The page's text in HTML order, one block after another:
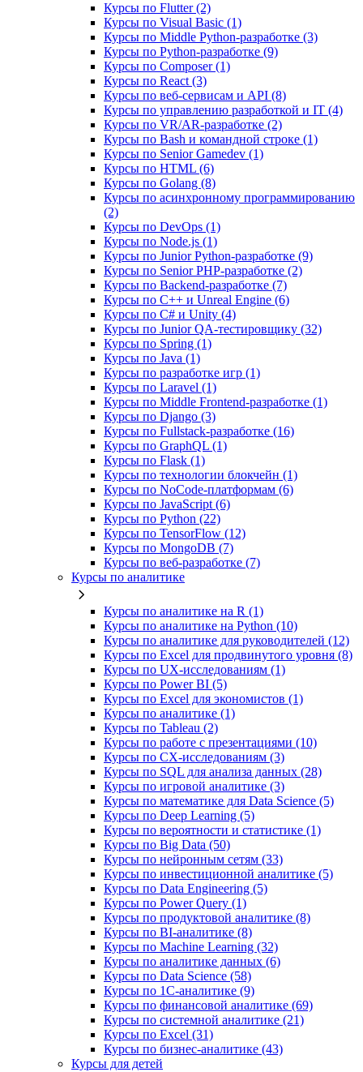
Курсы по Flutter (2)
Курсы по Visual Basic (1)
Курсы по Middle Python-разработке (3)
Курсы по Python-разработке (9)
Курсы по Composer (1)
Курсы по React (3)
Курсы по веб‑сервисам и API (8)
Курсы по управлению разработкой и IT (4)
Курсы по VR/AR‑разработке (2)
Курсы по Bash и командной строке (1)
Курсы по Senior Gamedev (1)
Курсы по HTML (6)
Курсы по Golang (8)
Курсы по асинхронному программированию
(2)
Курсы по DevOps (1)
Курсы по Node.js (1)
Курсы по Junior Python-разработке (9)
Курсы по Senior PHP-разработке (2)
Курсы по Backend‑разработке (7)
Курсы по C++ и Unreal Engine (6)
Курсы по C# и Unity (4)
Курсы по Junior QA-тестировщику (32)
Курсы по Spring (1)
Курсы по Java (1)
Курсы по разработке игр (1)
Курсы по Laravel (1)
Курсы по Middle Frontend-разработке (1)
Курсы по Django (3)
Курсы по Fullstack‑разработке (16)
Курсы по GraphQL (1)
Курсы по Flask (1)
Курсы по технологии блокчейн (1)
Курсы по NoCode‑платформам (6)
Курсы по JavaScript (6)
Курсы по Python (22)
Курсы по TensorFlow (12)
Курсы по MongoDB (7)
Курсы по веб‑разработке (7)
Курсы по аналитике
Курсы по аналитике на R (1)
Курсы по аналитике на Python (10)
Курсы по аналитике для руководителей (12)
Курсы по Excel для продвинутого уровня (8)
Курсы по UX‑исследованиям (1)
Курсы по Power BI (5)
Курсы по Excel для экономистов (1)
Курсы по аналитике (1)
Курсы по Tableau (2)
Курсы по работе с презентациями (10)
Курсы по CX-исследованиям (3)
Курсы по SQL для анализа данных (28)
Курсы по игровой аналитике (3)
Курсы по математике для Data Science (5)
Курсы по Deep Learning (5)
Курсы по вероятности и статистике (1)
Курсы по Big Data (50)
Курсы по нейронным сетям (33)
Курсы по инвестиционной аналитике (5)
Курсы по Data Engineering (5)
Курсы по Power Query (1)
Курсы по продуктовой аналитике (8)
Курсы по BI‑аналитике (8)
Курсы по Machine Learning (32)
Курсы по аналитике данных (6)
Курсы по Data Science (58)
Курсы по 1С‑аналитике (9)
Курсы по финансовой аналитике (69)
Курсы по системной аналитике (21)
Курсы по Excel (31)
Курсы по бизнес‑аналитике (43)
Курсы для детей